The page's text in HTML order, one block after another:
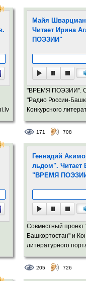
Майя
Читает Ирина
ПОЭЗИИ"
"ВРЕМЯ ПОЭЗИИ".
"Радио России-
Конкурсного
171 708
Геннадий
льдом". Читает
"ВРЕМЯ
Совместный проект
Башкортостан" и
литературного
205 726